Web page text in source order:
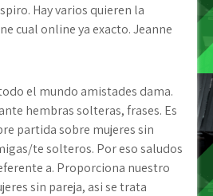
Hay varios quieren la
cual online ya exacto. Jeanne
el mundo amistades dama.
hembras solteras, frases. Es
partida sobre mujeres sin
te solteros. Por eso saludos
a. Proporciona nuestro
sin pareja, asi se trata